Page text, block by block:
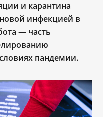
и карантина
инфекцией в
— часть
пандемии.